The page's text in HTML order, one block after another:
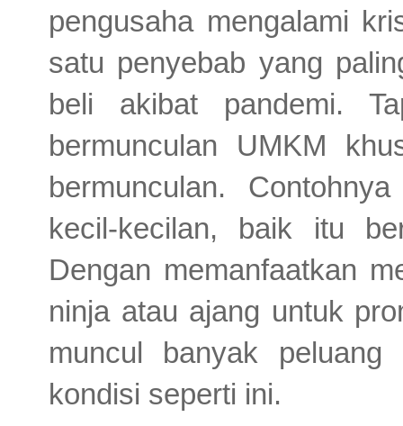
pengusaha mengalami
satu penyebab yang
beli akibat pandemi.
bermunculan UMKM
bermunculan.
kecil-kecilan, baik itu
Dengan memanfaatkan
ninja atau ajang untuk
muncul banyak
kondisi seperti ini.